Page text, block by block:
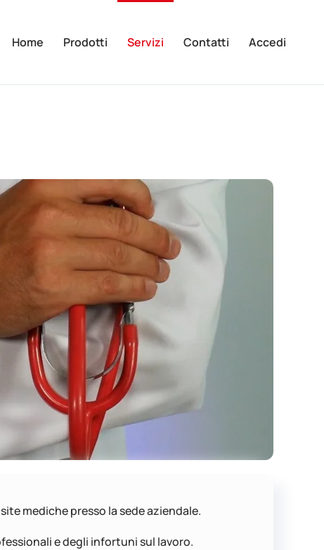
Home Prodotti Servizi Contatti Accedi
mediche presso la sede aziendale.
e degli infortuni sul lavoro.